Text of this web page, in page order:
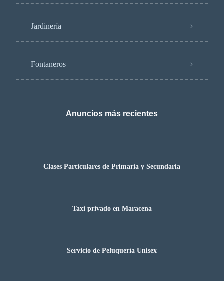
Jardinería
Fontaneros
Anuncios más recientes
Clases Particulares de Primaria y Secundaria
Taxi privado en Maracena
Servicio de Peluquería Unisex